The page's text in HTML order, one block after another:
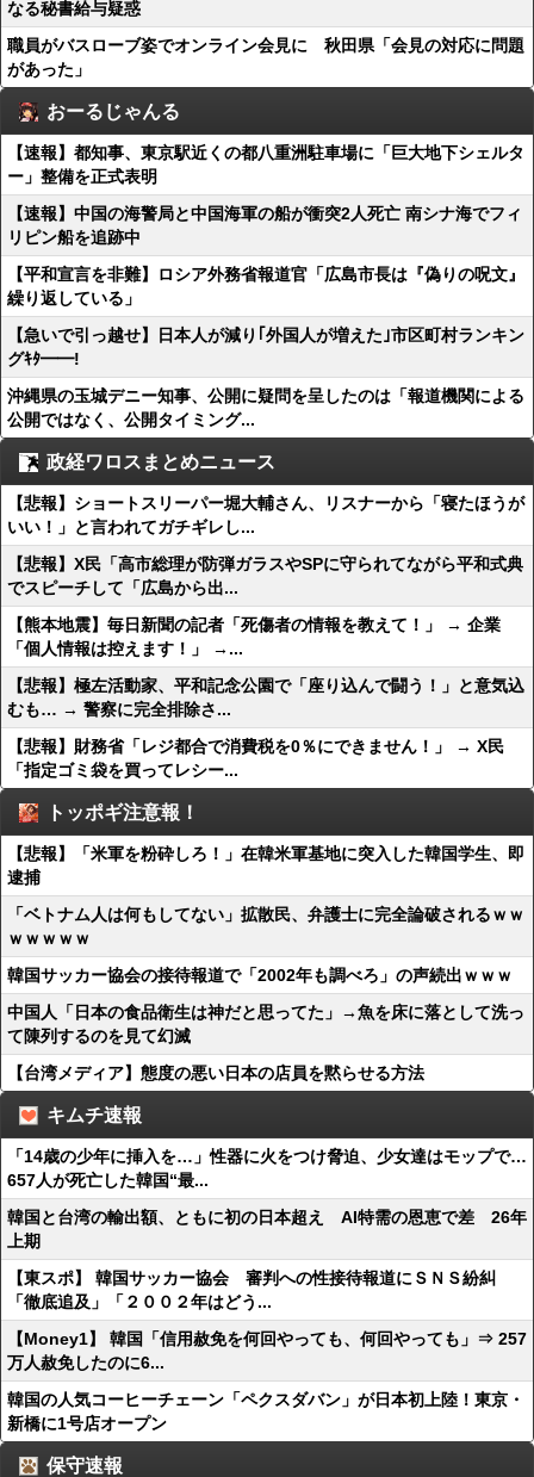
なる秘書給与疑惑
職員がバスローブ姿でオンライン会見に 秋田県「会見の対応に問題
があった」
おーるじゃんる
【速報】都知事、東京駅近くの都八重洲駐車場に「巨大地下シェルタ
ー」整備を正式表明
【速報】中国の海警局と中国海軍の船が衝突2人死亡 南シナ海でフィ
リピン船を追跡中
【平和宣言を非難】ロシア外務省報道官「広島市長は『偽りの呪文』
繰り返している」
【急いで引っ越せ】日本人が減り｢外国人が増えた｣市区町村ランキン
グｷﾀ━━!
沖縄県の玉城デニー知事、公開に疑問を呈したのは「報道機関による
公開ではなく、公開タイミング...
政経ワロスまとめニュース
【悲報】ショートスリーパー堀大輔さん、リスナーから「寝たほうが
いい！」と言われてガチギレし...
【悲報】X民「高市総理が防弾ガラスやSPに守られてながら平和式典
でスピーチして「広島から出...
【熊本地震】毎日新聞の記者「死傷者の情報を教えて！」 → 企業
「個人情報は控えます！」 →...
【悲報】極左活動家、平和記念公園で「座り込んで闘う！」と意気込
むも… → 警察に完全排除さ...
【悲報】財務省「レジ都合で消費税を0％にできません！」 → X民
「指定ゴミ袋を買ってレシー...
トッポギ注意報！
【悲報】「米軍を粉砕しろ！」在韓米軍基地に突入した韓国学生、即
逮捕
「ベトナム人は何もしてない」拡散民、弁護士に完全論破されるｗｗ
ｗｗｗｗｗ
韓国サッカー協会の接待報道で「2002年も調べろ」の声続出ｗｗｗ
中国人「日本の食品衛生は神だと思ってた」→魚を床に落として洗っ
て陳列するのを見て幻滅
【台湾メディア】態度の悪い日本の店員を黙らせる方法
キムチ速報
「14歳の少年に挿入を…」性器に火をつけ脅迫、少女達はモップで…
657人が死亡した韓国“最...
韓国と台湾の輸出額、ともに初の日本超え AI特需の恩恵で差 26年
上期
【東スポ】 韓国サッカー協会 審判への性接待報道にＳＮＳ紛糾
「徹底追及」「２００２年はどう...
【Money1】 韓国「信用赦免を何回やっても、何回やっても」⇒ 257
万人赦免したのに6...
韓国の人気コーヒーチェーン「ペクスダバン」が日本初上陸！東京・
新橋に1号店オープン
保守速報